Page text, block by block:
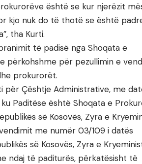
është se kur njerëzit
kjo nuk do të thotë se është
tha Kurti.
të padisë nga Shoqata e
përkohshme për pezullimin e
prokurorët.
për Çështje Administrative, me
ku Paditëse është Shoqata e
së Kosovës, Zyra e
me numër 03/109 i datës
së Kosovës, Zyra e
ndaj të paditurës, përkatësisht të